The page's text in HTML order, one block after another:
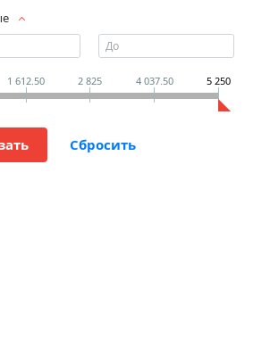
1 612.50 2 825 4 037.50 5 250